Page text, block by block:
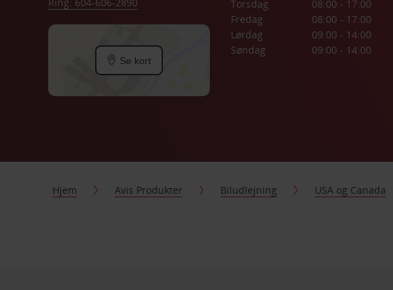
Se kort
Torsdag
08:00 - 17:00
Fredag
08:00 - 17:00
Lørdag
09:00 - 14:00
Søndag
09:00 - 14:00
Hjem Avis Produkter Biludlejning USA og Canada